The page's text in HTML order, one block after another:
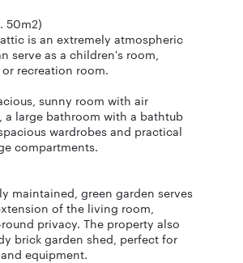
50m2)
is an extremely atmospheric
serve as a children's room,
recreation room.
sunny room with air
large bathroom with a bathtub
wardrobes and practical
compartments.
maintained, green garden serves
of the living room,
privacy. The property also
brick garden shed, perfect for
equipment.